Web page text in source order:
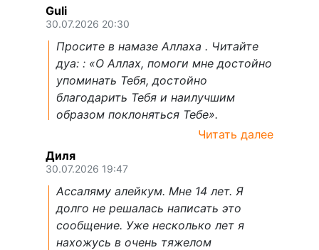
Guli
30.07.2026 20:30
Просите в намазе Аллаха . Читайте
дуа: : «О Аллах, помоги мне достойно
упоминать Тебя, достойно
благодарить Тебя и наилучшим
образом поклоняться Тебе».
Читать далее
Диля
30.07.2026 19:47
Ассаляму алейкум. Мне 14 лет. Я
долго не решалась написать это
сообщение. Уже несколько лет я
нахожусь в очень тяжелом